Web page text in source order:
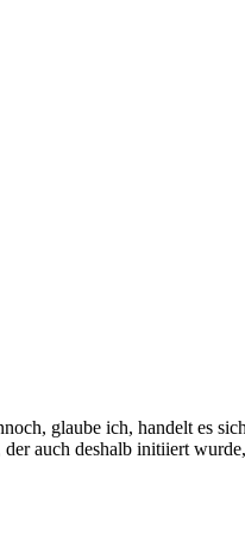
glaube ich, handelt es
auch deshalb initiiert